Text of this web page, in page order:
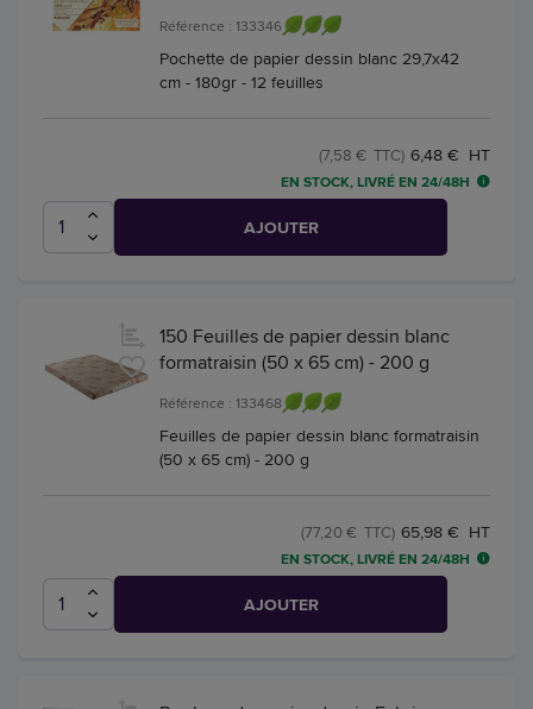
Référence : 133346
Pochette de papier dessin blanc 29,7x42
cm - 180gr - 12 feuilles
6,48 € HT
(7,58 € TTC)
EN STOCK, LIVRÉ EN 24/48H
AJOUTER
150 Feuilles de papier dessin blanc
formatraisin (50 x 65 cm) - 200 g
Référence : 133468
Feuilles de papier dessin blanc formatraisin
(50 x 65 cm) - 200 g
65,98 € HT
(77,20 € TTC)
EN STOCK, LIVRÉ EN 24/48H
AJOUTER